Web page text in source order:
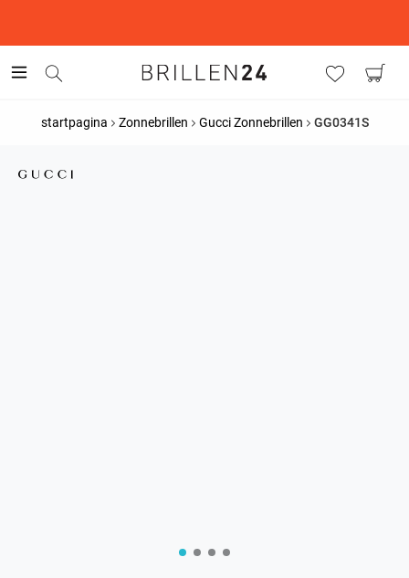
startpagina Zonnebrillen Gucci Zonnebrillen GG0341S